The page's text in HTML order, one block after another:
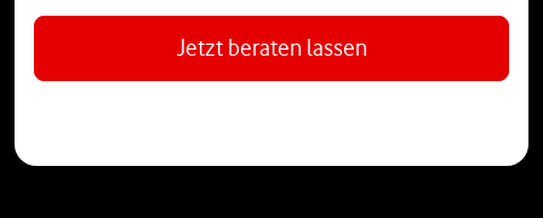
Jetzt beraten lassen